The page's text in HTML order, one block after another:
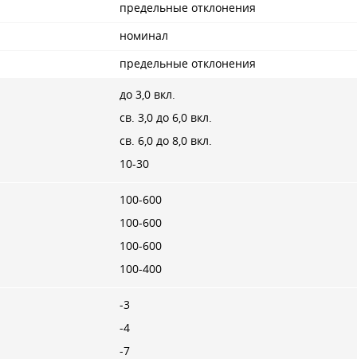
предельные отклонения
номинал
предельные отклонения
до 3,0 вкл.
св. 3,0 до 6,0 вкл.
св. 6,0 до 8,0 вкл.
10-30
100-600
100-600
100-600
100-400
-3
-4
-7